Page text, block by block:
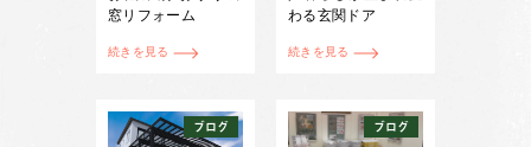
窓リフォーム
続きを見る
わる玄関ドア
続きを見る
ブログ ブログ